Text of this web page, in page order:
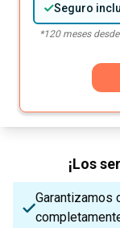
Seguro
*120meses desde
¡Los
Garantizamos